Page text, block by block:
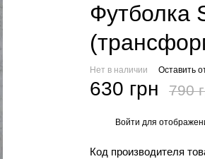
Футболка
Нет в наличии Оставить
630 грн 790
Войти для
Код производителя